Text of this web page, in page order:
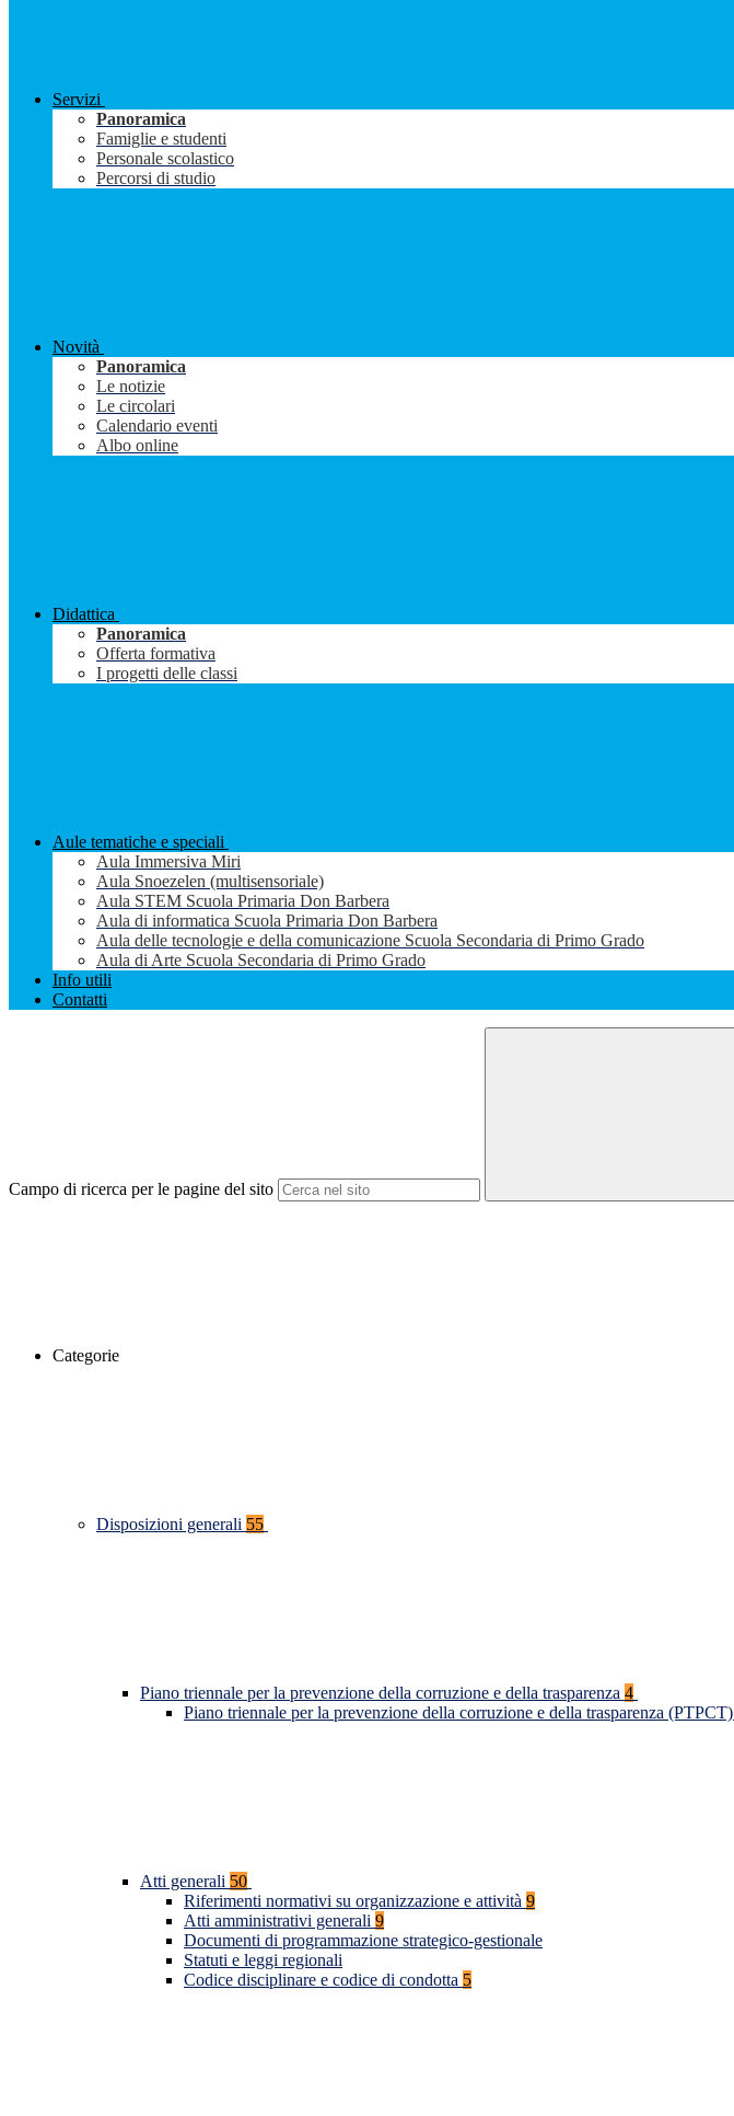
Servizi
Panoramica
Famiglie e studenti
Personale scolastico
Percorsi di studio
Novità
Panoramica
Le notizie
Le circolari
Calendario eventi
Albo online
Didattica
Panoramica
Offerta formativa
I progetti delle classi
Aule tematiche e speciali
Aula Immersiva Miri
Aula Snoezelen (multisensoriale)
Aula STEM Scuola Primaria Don Barbera
Aula di informatica Scuola Primaria Don Barbera
Aula delle tecnologie e della comunicazione Scuola Secondaria di Primo Grado
Aula di Arte Scuola Secondaria di Primo Grado
Info utili
Contatti
Campo di ricerca per le pagine del sito
Categorie
Disposizioni generali 55
Piano triennale per la prevenzione della corruzione e della trasparenza 4
Piano triennale per la prevenzione della corruzione e della trasparenza (PTPCT)
Atti generali 50
Riferimenti normativi su organizzazione e attività 9
Atti amministrativi generali 9
Documenti di programmazione strategico-gestionale
Statuti e leggi regionali
Codice disciplinare e codice di condotta 5